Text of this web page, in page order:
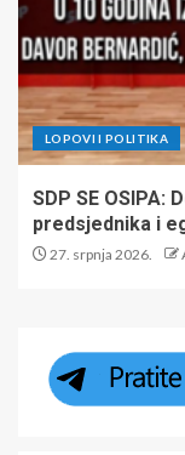
LOPOVI I POLITIKA
SDP SE OSIPA:
predsjednika i
27. srpnja 2026.